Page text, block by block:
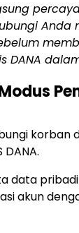
Anda
DANA
korban
data
akun